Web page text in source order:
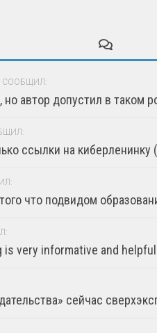
СООБЩИЛ:
но автор допустил в таком
ссылки на киберленинку
что подвидом
is very informative and helpful
сейчас